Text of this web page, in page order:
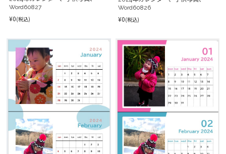
Word60827
¥0(税込)
Word60826
¥0(税込)